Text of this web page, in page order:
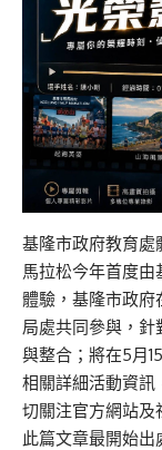
基隆市政府教育處
馬拉松今年首度
體驗，基隆市政
局處共同參與，
與整合；將在5月
相關詳細活動資訊
切關注官方網站及
此篇文章最開始出